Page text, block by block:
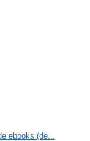
ebooks (de...